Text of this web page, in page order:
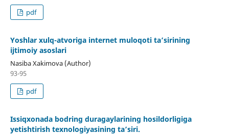
pdf
Yoshlar xulq-atvoriga internet muloqoti ta’sirining
ijtimoiy asoslari
Nasiba Xakimova (Author)
93-95
pdf
Issiqxonada bodring duragaylarining hosildorligiga
yetishtirish texnologiyasining taʼsiri.